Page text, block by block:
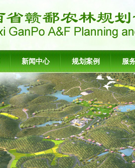
新闻中心 规划案例 服